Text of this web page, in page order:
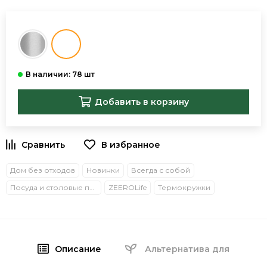
Добавить в корзину
В избранное
Дом без отходов Новинки
Всегда с собой
ZEEROLife Термокружки
Описание
Альтернатива для